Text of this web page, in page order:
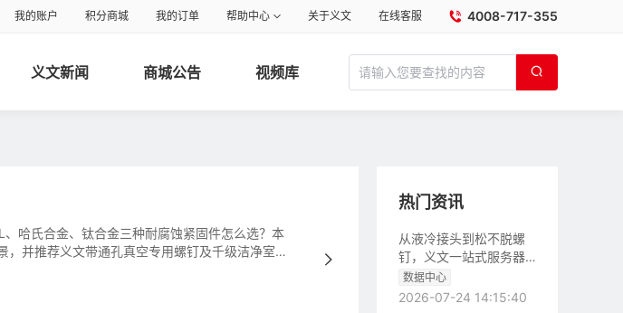
我的账户 积分商城 我的订单 帮助中心 关于义文 在线客服 4008-717-355
义文新闻 商城公告 视频库
哈氏合金、钛合金三种耐腐蚀紧固件怎么选？本
并推荐义文带通孔真空专用螺钉及千级洁净室清
热门资讯
从液冷接头到松不脱螺
钉，义文一站式服务器
液冷零部件解决方案
数据中心
2026-07-24 14:15:40